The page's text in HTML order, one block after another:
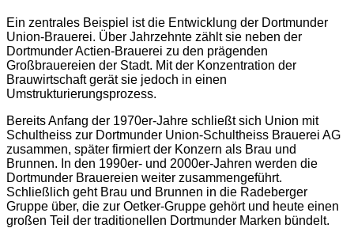
Ein zentrales Beispiel ist die Entwicklung der Dortmunder
Union-Brauerei. Über Jahrzehnte zählt sie neben der
Dortmunder Actien-Brauerei zu den prägenden
Großbrauereien der Stadt. Mit der Konzentration der
Brauwirtschaft gerät sie jedoch in einen
Umstrukturierungsprozess.
Bereits Anfang der 1970er-Jahre schließt sich Union mit
Schultheiss zur Dortmunder Union-Schultheiss Brauerei AG
zusammen, später firmiert der Konzern als Brau und
Brunnen. In den 1990er- und 2000er-Jahren werden die
Dortmunder Brauereien weiter zusammengeführt.
Schließlich geht Brau und Brunnen in die Radeberger
Gruppe über, die zur Oetker-Gruppe gehört und heute einen
großen Teil der traditionellen Dortmunder Marken bündelt.